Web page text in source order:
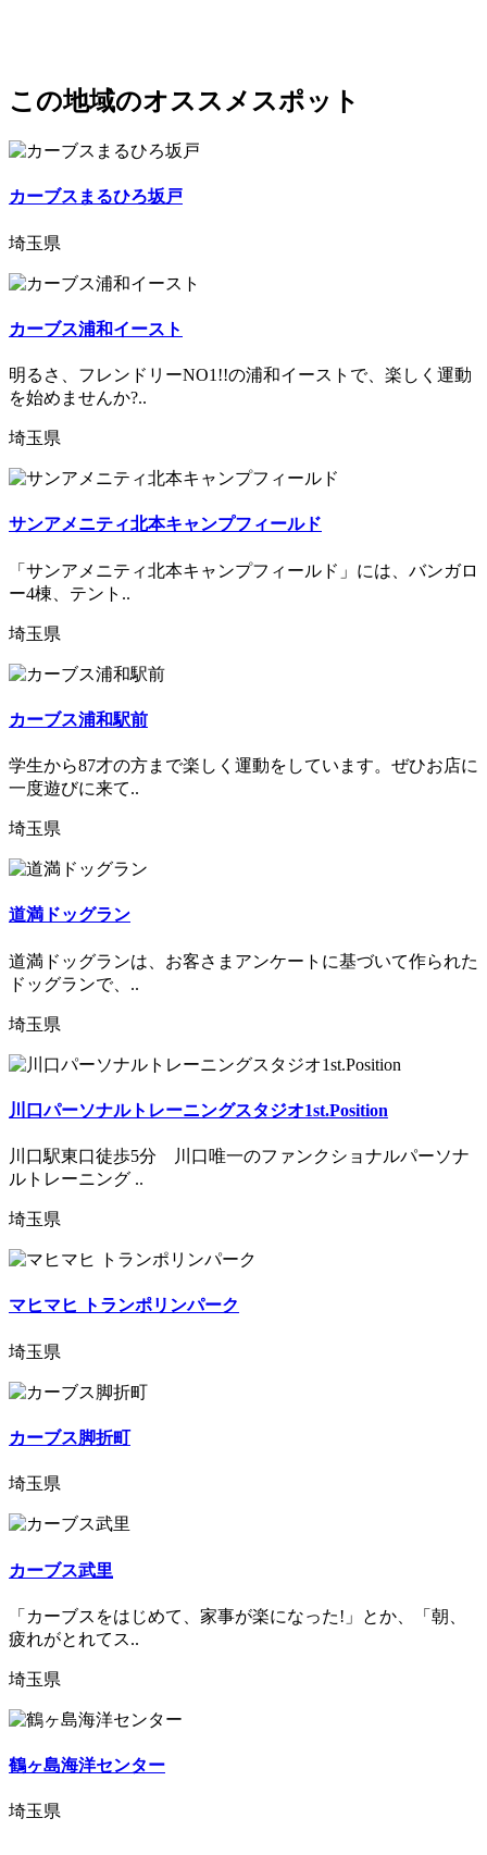
この地域のオススメスポット
カーブスまるひろ坂戸
埼玉県
カーブス浦和イースト
明るさ、フレンドリーNO1!!の浦和イーストで、楽しく運動
を始めませんか?..
埼玉県
サンアメニティ北本キャンプフィールド
「サンアメニティ北本キャンプフィールド」には、バンガロ
ー4棟、テント..
埼玉県
カーブス浦和駅前
学生から87才の方まで楽しく運動をしています。ぜひお店に
一度遊びに来て..
埼玉県
道満ドッグラン
道満ドッグランは、お客さまアンケートに基づいて作られた
ドッグランで、..
埼玉県
川口パーソナルトレーニングスタジオ1st.Position
川口駅東口徒歩5分 川口唯一のファンクショナルパーソナ
ルトレーニング ..
埼玉県
マヒマヒ トランポリンパーク
埼玉県
カーブス脚折町
埼玉県
カーブス武里
「カーブスをはじめて、家事が楽になった!」とか、「朝、
疲れがとれてス..
埼玉県
鶴ヶ島海洋センター
埼玉県